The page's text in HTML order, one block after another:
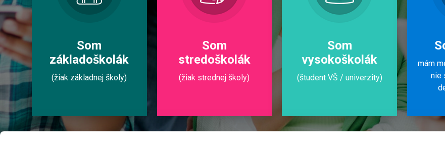
Som
základoškolák
(žiak základnej školy)
Som
stredoškolák
(žiak strednej školy)
Som
vysokoškolák
(študent VŠ / univerzity)
mám
nie